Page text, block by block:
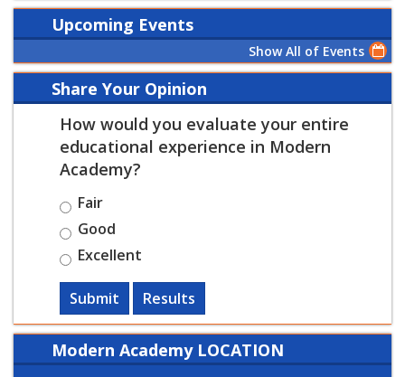
Upcoming Events
Show All of Events
Share Your Opinion
How would you evaluate your entire
educational experience in Modern
Academy?
Fair
Good
Excellent
Submit Results
Modern Academy LOCATION